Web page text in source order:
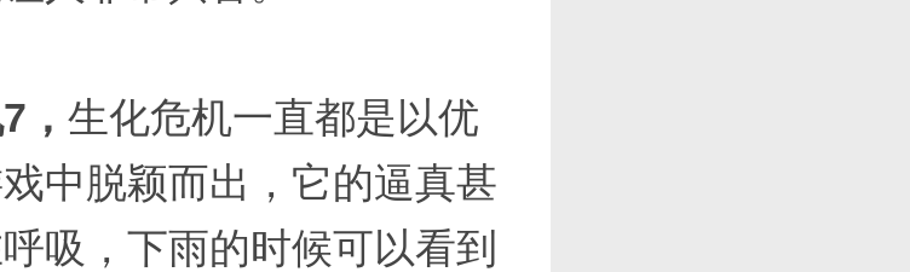
， 生化危机一直都是以优
中脱颖而出，它的逼真甚
吸，下雨的时候可以看到